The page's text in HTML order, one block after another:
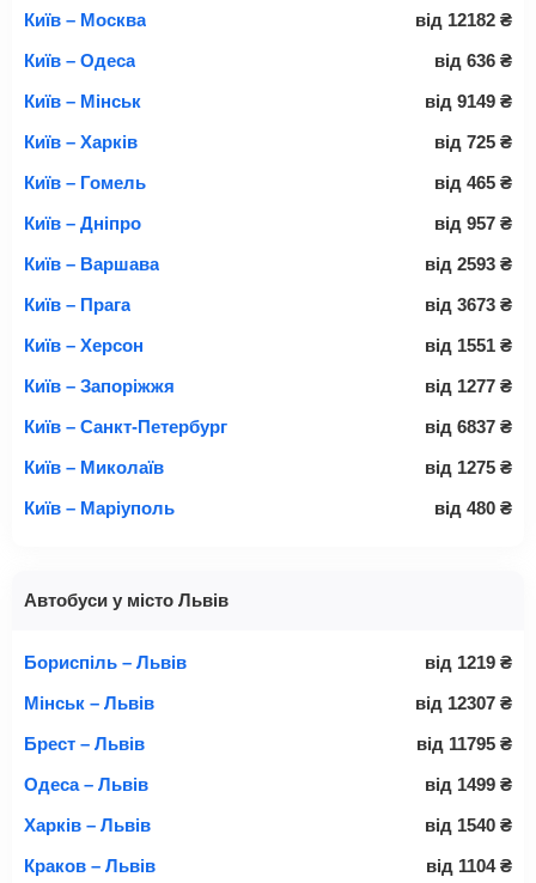
Київ – Москва від 12182 ₴
Київ – Одеса
від 636 ₴
Київ – Мінськ
від 9149 ₴
Київ – Харків
від 725 ₴
Київ – Гомель
від 465 ₴
Київ – Дніпро
від 957 ₴
Київ – Варшава
від 2593 ₴
Київ – Прага
від 3673 ₴
Київ – Херсон
від 1551 ₴
Київ – Запоріжжя
від 1277 ₴
Київ – Санкт-Петербург
від 6837 ₴
Київ – Миколаїв
від 1275 ₴
Київ – Маріуполь
від 480 ₴
Автобуси у місто Львів
Бориспіль – Львів від 1219 ₴
Мінськ – Львів
від 12307 ₴
Брест – Львів
від 11795 ₴
Одеса – Львів
від 1499 ₴
Харків – Львів
від 1540 ₴
Краков – Львів
від 1104 ₴